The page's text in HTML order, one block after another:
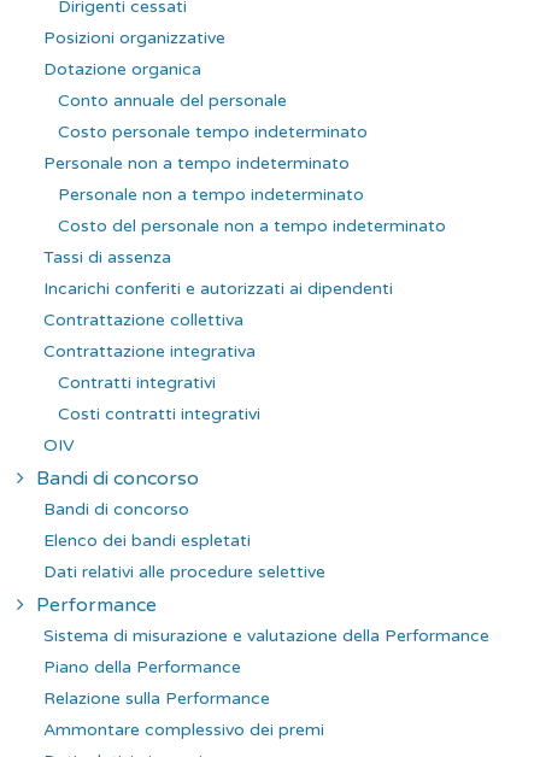
Dirigenti cessati
Posizioni organizzative
Dotazione organica
Conto annuale del personale
Costo personale tempo indeterminato
Personale non a tempo indeterminato
Personale non a tempo indeterminato
Costo del personale non a tempo indeterminato
Tassi di assenza
Incarichi conferiti e autorizzati ai dipendenti
Contrattazione collettiva
Contrattazione integrativa
Contratti integrativi
Costi contratti integrativi
OIV
Bandi di concorso
Bandi di concorso
Elenco dei bandi espletati
Dati relativi alle procedure selettive
Performance
Sistema di misurazione e valutazione della Performance
Piano della Performance
Relazione sulla Performance
Ammontare complessivo dei premi